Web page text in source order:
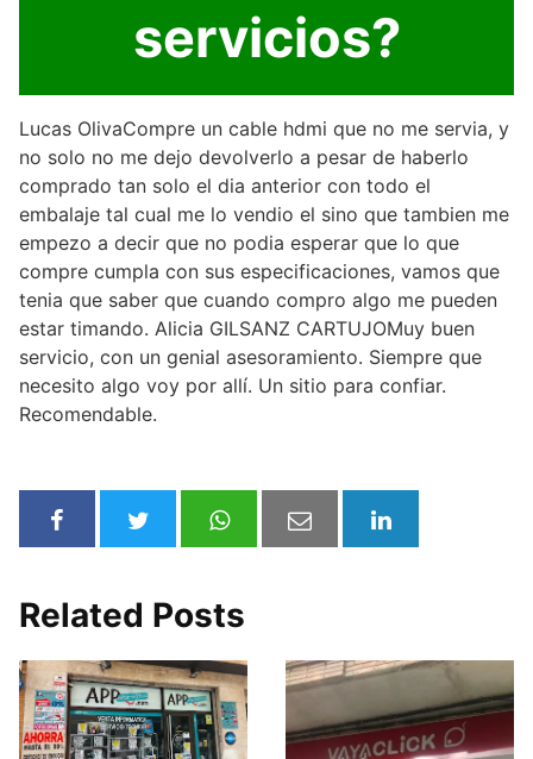
servicios?
Lucas OlivaCompre un cable hdmi que no me servia, y
no solo no me dejo devolverlo a pesar de haberlo
comprado tan solo el dia anterior con todo el
embalaje tal cual me lo vendio el sino que tambien me
empezo a decir que no podia esperar que lo que
compre cumpla con sus especificaciones, vamos que
tenia que saber que cuando compro algo me pueden
estar timando. Alicia GILSANZ CARTUJOMuy buen
servicio, con un genial asesoramiento. Siempre que
necesito algo voy por allí. Un sitio para confiar.
Recomendable.
Related Posts